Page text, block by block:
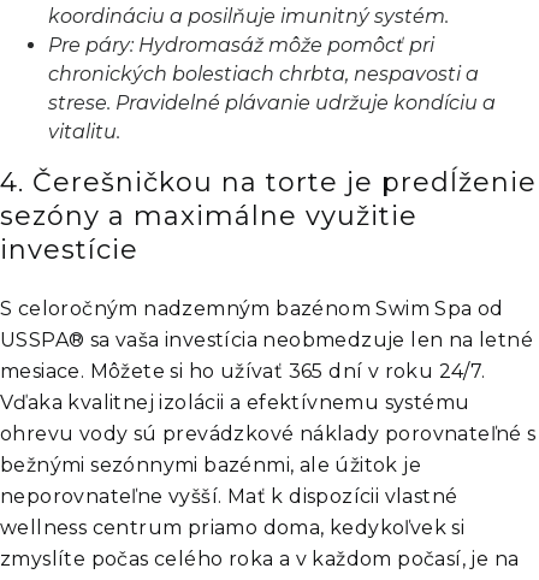
koordináciu a posilňuje imunitný systém.
Pre páry: Hydromasáž môže pomôcť pri
chronických bolestiach chrbta, nespavosti a
strese. Pravidelné plávanie udržuje kondíciu a
vitalitu.
4. Čerešničkou na torte je predĺženie
sezóny a maximálne využitie
investície
S celoročným nadzemným bazénom Swim Spa od
USSPA® sa vaša investícia neobmedzuje len na letné
mesiace. Môžete si ho užívať 365 dní v roku 24/7.
Vďaka kvalitnej izolácii a efektívnemu systému
ohrevu vody sú prevádzkové náklady porovnateľné s
bežnými sezónnymi bazénmi, ale úžitok je
neporovnateľne vyšší. Mať k dispozícii vlastné
wellness centrum priamo doma, kedykoľvek si
zmyslíte počas celého roka a v každom počasí, je na